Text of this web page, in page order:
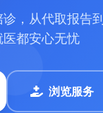
，从代取报告
都安心无忧
浏览服务